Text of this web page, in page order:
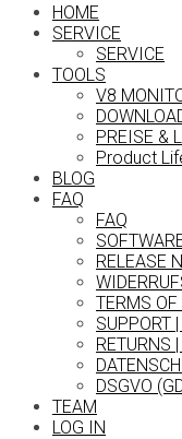
HOME
SERVICE
SERVICE
TOOLS
V8
PREISE &
Product
BLOG
FAQ
FAQ
RELEASE
TERMS OF
SUPPORT
RETURNS
DSGVO
TEAM
LOG IN